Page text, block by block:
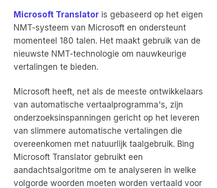
Microsoft Translator is gebaseerd op het eigen
NMT-systeem van Microsoft en ondersteunt
momenteel 180 talen. Het maakt gebruik van de
nieuwste NMT-technologie om nauwkeurige
vertalingen te bieden.
Microsoft heeft, net als de meeste ontwikkelaars
van automatische vertaalprogramma's, zijn
onderzoeksinspanningen gericht op het leveren
van slimmere automatische vertalingen die
overeenkomen met natuurlijk taalgebruik. Bing
Microsoft Translator gebruikt een
aandachtsalgoritme om te analyseren in welke
volgorde woorden moeten worden vertaald voor